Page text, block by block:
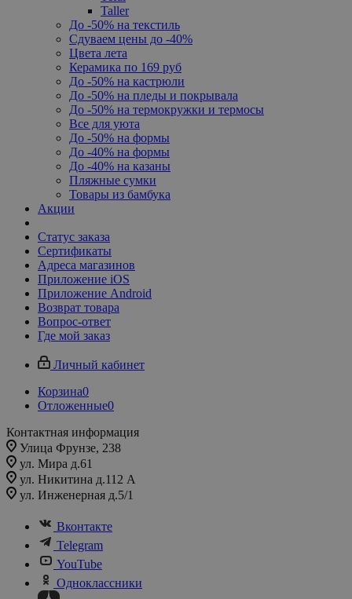
Taller
До -50% на текстиль
Сдуваем цены до -40%
Цвета лета
Керамика по 169 руб
До -50% на кастрюли
До -50% на пледы и покрывала
До -50% на термокружки и термосы
Все для уюта
До -50% на формы
До -40% на формы
До -40% на казаны
Пляжные сумки
Товары из бамбука
Акции
Статус заказа
Сертификаты
Адреса магазинов
Приложение iOS
Приложение Android
Возврат товара
Вопрос-ответ
Где мой заказ
Личный кабинет
Корзина0
Отложенные0
Контактная информация
Улица Фрунзе, 238​
ул. Мира д.61
ул. Никитина д.112 А
ул. Инженерная д.5/1
Вконтакте
Telegram
YouTube
Одноклассники